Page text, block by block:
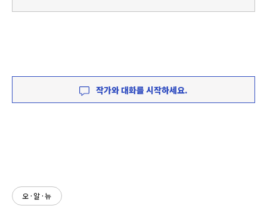
작가와 대화를 시작하세요.
오·알·뉴